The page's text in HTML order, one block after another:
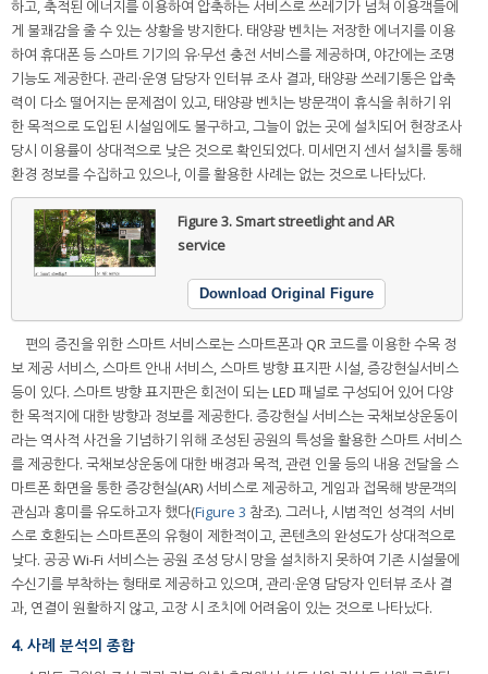
하고, 축적된 에너지를 이용하여 압축하는 서비스로 쓰레기가 넘쳐 이용객들에
게 불쾌감을 줄 수 있는 상황을 방지한다. 태양광 벤치는 저장한 에너지를 이용
하여 휴대폰 등 스마트 기기의 유·무선 충전 서비스를 제공하며, 야간에는 조명
기능도 제공한다. 관리·운영 담당자 인터뷰 조사 결과, 태양광 쓰레기통은 압축
력이 다소 떨어지는 문제점이 있고, 태양광 벤치는 방문객이 휴식을 취하기 위
한 목적으로 도입된 시설임에도 불구하고, 그늘이 없는 곳에 설치되어 현장조사
당시 이용률이 상대적으로 낮은 것으로 확인되었다. 미세먼지 센서 설치를 통해
환경 정보를 수집하고 있으나, 이를 활용한 사례는 없는 것으로 나타났다.
Figure 3.Smart streetlight and AR
service
Download Original Figure
편의 증진을 위한 스마트 서비스로는 스마트폰과 QR 코드를 이용한 수목 정
보 제공 서비스, 스마트 안내 서비스, 스마트 방향 표지판 시설, 증강현실서비스
등이 있다. 스마트 방향 표지판은 회전이 되는 LED 패널로 구성되어 있어 다양
한 목적지에 대한 방향과 정보를 제공한다. 증강현실 서비스는 국채보상운동이
라는 역사적 사건을 기념하기 위해 조성된 공원의 특성을 활용한 스마트 서비스
를 제공한다. 국채보상운동에 대한 배경과 목적, 관련 인물 등의 내용 전달을 스
마트폰 화면을 통한 증강현실(AR) 서비스로 제공하고, 게임과 접목해 방문객의
관심과 흥미를 유도하고자 했다(Figure 3 참조). 그러나, 시범적인 성격의 서비
스로 호환되는 스마트폰의 유형이 제한적이고, 콘텐츠의 완성도가 상대적으로
낮다. 공공 Wi-Fi 서비스는 공원 조성 당시 망을 설치하지 못하여 기존 시설물에
수신기를 부착하는 형태로 제공하고 있으며, 관리·운영 담당자 인터뷰 조사 결
과, 연결이 원활하지 않고, 고장 시 조치에 어려움이 있는 것으로 나타났다.
4. 사례 분석의 종합